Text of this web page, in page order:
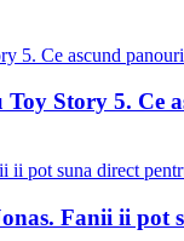
Story 5. Ce
Fanii ii